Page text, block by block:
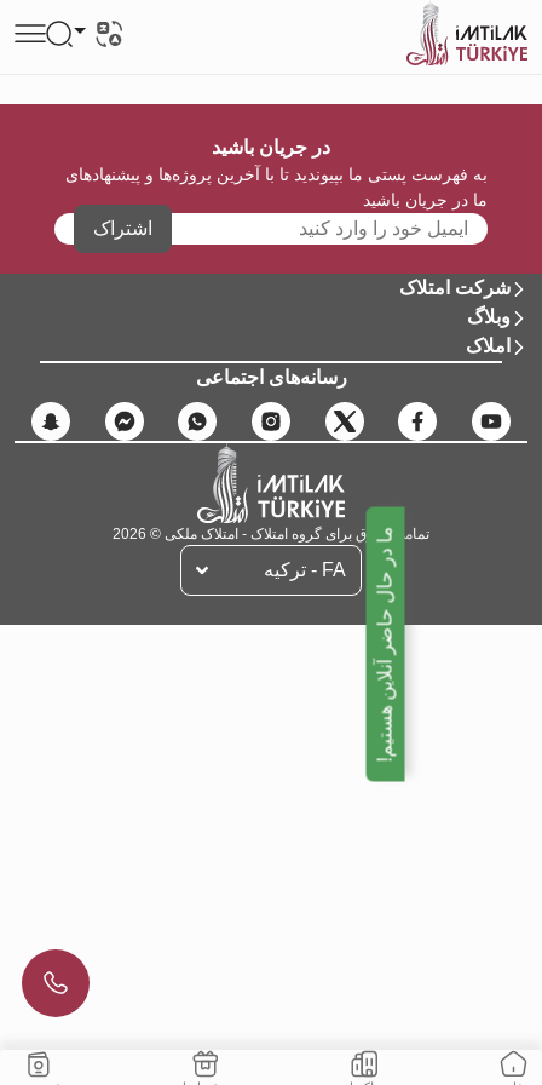
در جریان باشید
به فهرست پستی ما بپیوندید تا با آخرین پروژه‌ها و پیشنهادهای
ما در جریان باشید
اشتراک
شرکت امتلاک
وبلاگ
املاک
رسانه‌های اجتماعی
تمامی حقوق برای گروه امتلاک - امتلاک ملکی © 2026
FA - تركيه ما در حال حاضر آنلاین هستیم!